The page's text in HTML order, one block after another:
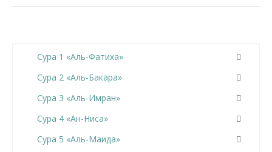
Сура 1 «Аль-Фатиха»
Сура 2 «Аль-Бакара»
Сура 3 «Аль-Имран»
Сура 4 «Ан-Ниса»
Сура 5 «Аль-Маида»